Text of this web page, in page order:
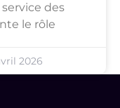
des
le rôle
2026